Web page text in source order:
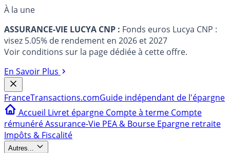
À la une
ASSURANCE-VIE LUCYA CNP : Fonds euros Lucya CNP :
visez 5.05% de rendement en 2026 et 2027
Voir conditions sur la page dédiée à cette offre.
En Savoir Plus
FranceTransactions.comGuide indépendant de l'épargne
Accueil Livret épargne Compte à terme Compte
rémunéréAssurance-Vie PEA & Bourse Epargne retraite
Impôts & Fiscalité
Autres...